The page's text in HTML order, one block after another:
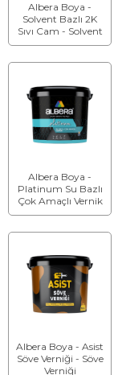
Albera Boya -
Solvent Bazlı 2K
Sıvı Cam - Solvent
Bazlı 2K Sıvı Cam
Albera Boya -
Platinum Su Bazlı
Çok Amaçlı Vernik
- Su Bazlı Çok
Albera Boya - Asist
Söve Verniği - Söve
Verniği